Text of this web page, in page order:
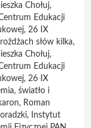
Chołuj,
Edukacji
26 IX
słów kilka,
Chołuj,
Edukacji
26 IX
światło i
Roman
Instytut